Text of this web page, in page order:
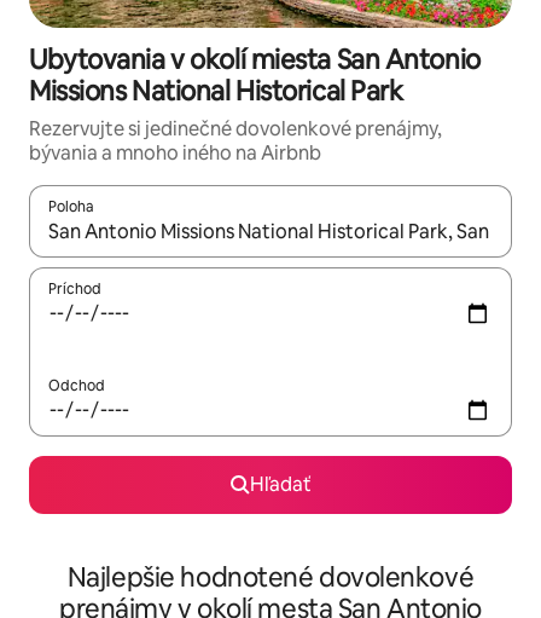
Ubytovania v okolí miesta San Antonio
Missions National Historical Park
Rezervujte si jedinečné dovolenkové prenájmy,
bývania a mnoho iného na Airbnb
Poloha
Keď budú výsledky k dispozícii, môžete si ich prechádzať
Príchod
Odchod
Hľadať
Najlepšie hodnotené dovolenkové
prenájmy v okolí mesta San Antonio